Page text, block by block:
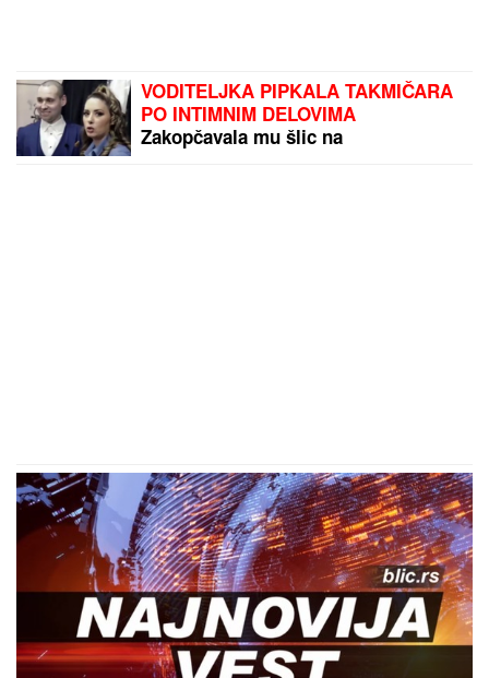
VODITELJKA PIPKALA TAKMIČARA
PO INTIMNIM DELOVIMA
Zakopčavala mu šlic na